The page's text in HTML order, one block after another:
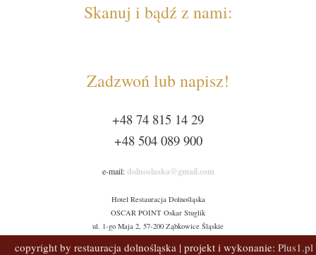
Skanuj i bądź z nami:
Zadzwoń lub napisz!
+48 74 815 14 29
+48 504 089 900
e-mail:dolnoslaska@gmail.com
Hotel Restauracja Dolnośląska
OSCAR POINT Oskar Stuglik
ul. 1-go Maja 2, 57-200 Ząbkowice Śląskie
NIP:887-181-50-40
copyright by restauracja dolnośląska | projekt i wykonanie: Plus1.pl